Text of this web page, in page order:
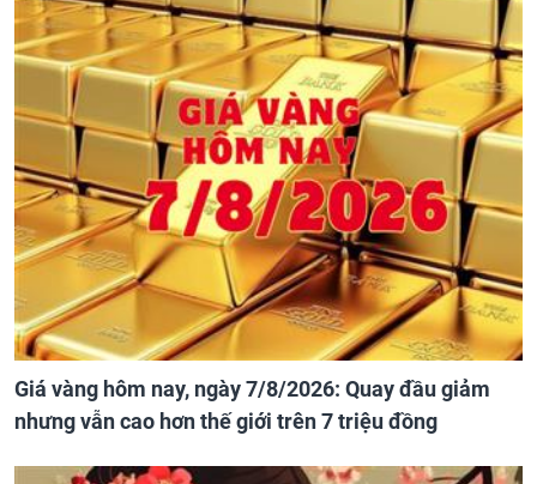
Giá vàng hôm nay, ngày 7/8/2026: Quay đầu giảm
nhưng vẫn cao hơn thế giới trên 7 triệu đồng